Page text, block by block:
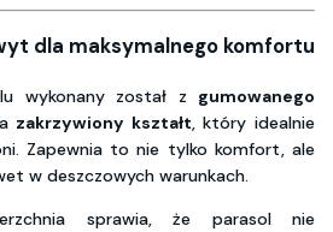
dla maksymalnego komfortu
wykonany został z gumowanego
zakrzywiony kształt, który idealnie
Zapewnia to nie tylko komfort, ale
w deszczowych warunkach.
sprawia, że parasol nie